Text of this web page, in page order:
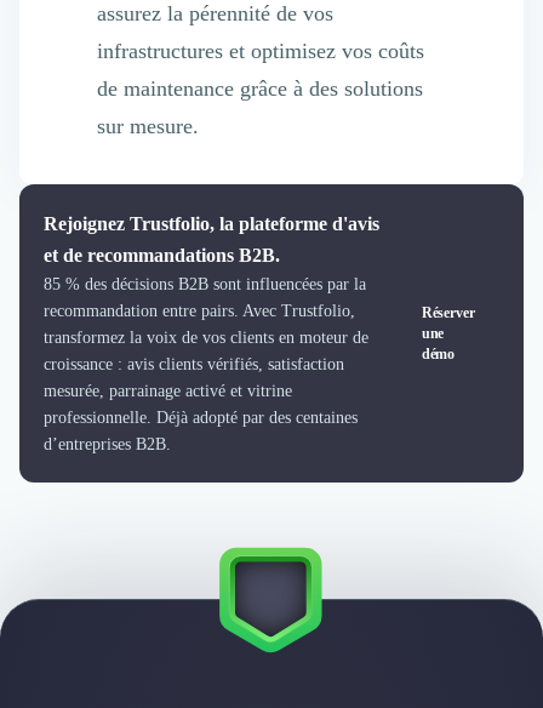
assurez la pérennité de vos
infrastructures et optimisez vos coûts
de maintenance grâce à des solutions
sur mesure.
Rejoignez Trustfolio, la plateforme d'avis
et de recommandations B2B.
85 % des décisions B2B sont influencées par la
recommandation entre pairs. Avec Trustfolio,
transformez la voix de vos clients en moteur de
croissance : avis clients vérifiés, satisfaction
mesurée, parrainage activé et vitrine
professionnelle. Déjà adopté par des centaines
d’entreprises B2B.
Réserver
une
démo